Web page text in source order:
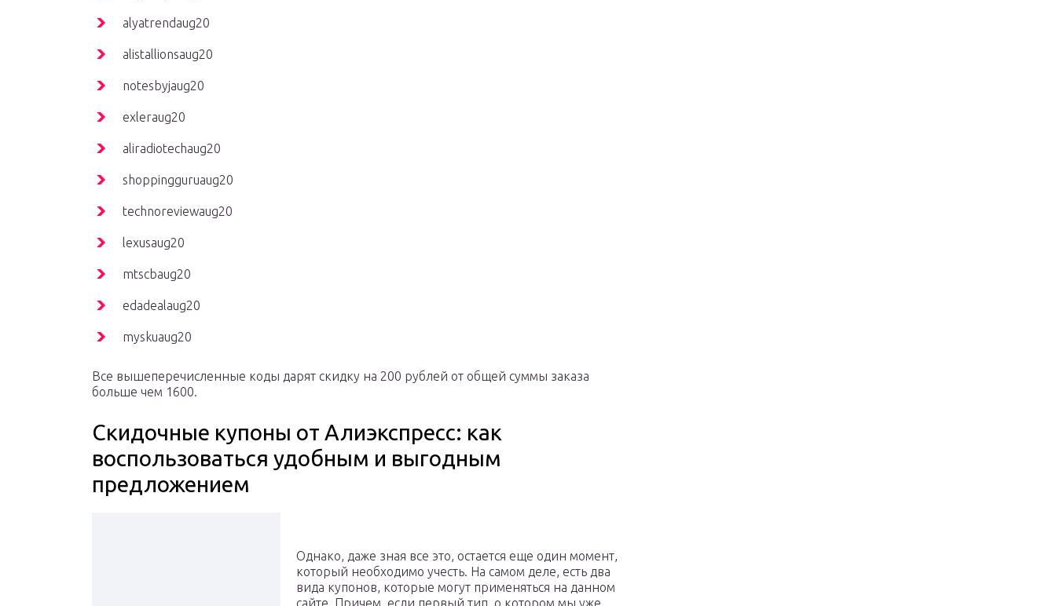
alyatrendaug20
alistallionsaug20
notesbyjaug20
exleraug20
aliradiotechaug20
shoppingguruaug20
technoreviewaug20
lexusaug20
mtscbaug20
edadealaug20
myskuaug20
Все вышеперечисленные коды дарят скидку на 200 рублей от общей суммы заказа
больше чем 1600.
Скидочные купоны от Алиэкспресс: как
воспользоваться удобным и выгодным
предложением
Однако, даже зная все это, остается еще один момент,
который необходимо учесть. На самом деле, есть два
вида купонов, которые могут применяться на данном
сайте. Причем, если первый тип, о котором мы уже